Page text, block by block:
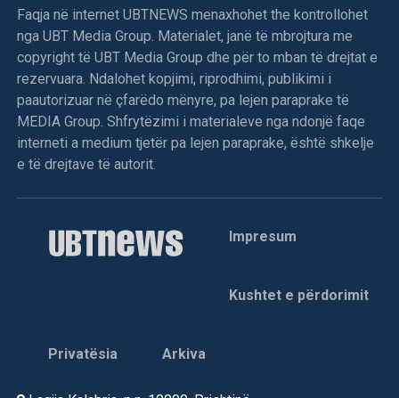
Faqja në internet UBTNEWS menaxhohet the kontrollohet
nga UBT Media Group. Materialet, janë të mbrojtura me
copyright të UBT Media Group dhe për to mban të drejtat e
rezervuara. Ndalohet kopjimi, riprodhimi, publikimi i
paautorizuar në çfarëdo mënyre, pa lejen paraprake të
MEDIA Group. Shfrytëzimi i materialeve nga ndonjë faqe
interneti a medium tjetër pa lejen paraprake, është shkelje
e të drejtave të autorit.
Impresum
Kushtet e përdorimit
Privatësia Arkiva